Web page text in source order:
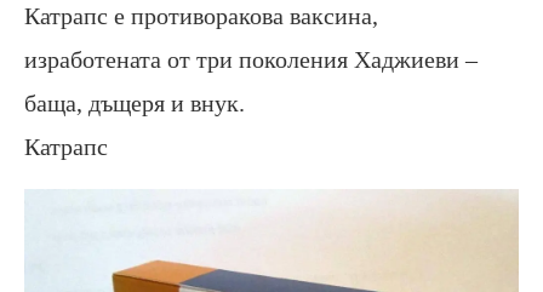
Катрапс е противоракова ваксина,
изработената от три поколения Хаджиеви –
баща, дъщеря и внук.
Катрапс